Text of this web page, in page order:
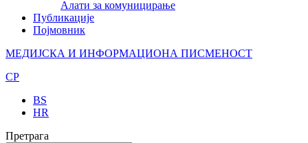
Алати за комуницирање
Публикације
Појмовник
МЕДИЈСКА И ИНФОРМАЦИОНА ПИСМЕНОСТ
CP
BS
HR
Претрага